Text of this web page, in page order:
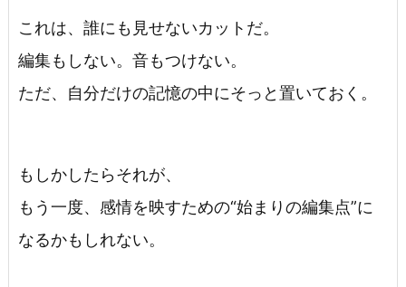
これは、誰にも見せないカットだ。
編集もしない。音もつけない。
ただ、自分だけの記憶の中にそっと置いておく。
もしかしたらそれが、
もう一度、感情を映すための“始まりの編集点”に
なるかもしれない。